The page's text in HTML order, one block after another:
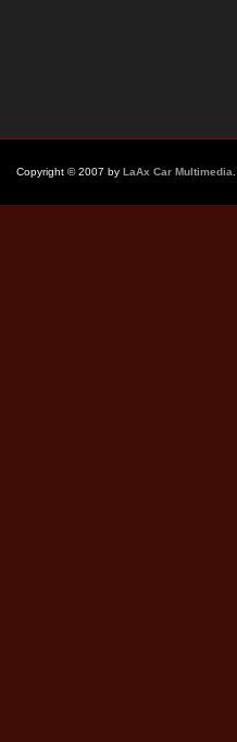
Copyright © 2007 by LaAx Car Multimedia